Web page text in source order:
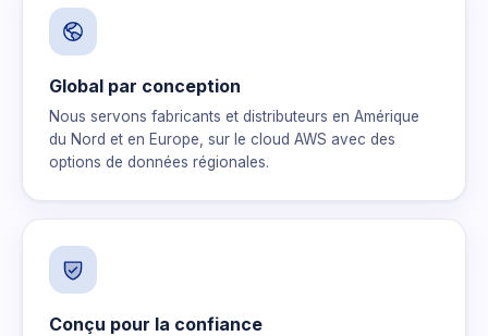
Global par conception
Nous servons fabricants et distributeurs en Amérique
du Nord et en Europe, sur le cloud AWS avec des
options de données régionales.
Conçu pour la confiance